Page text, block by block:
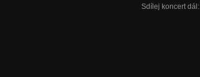
Sdílej koncert dál: